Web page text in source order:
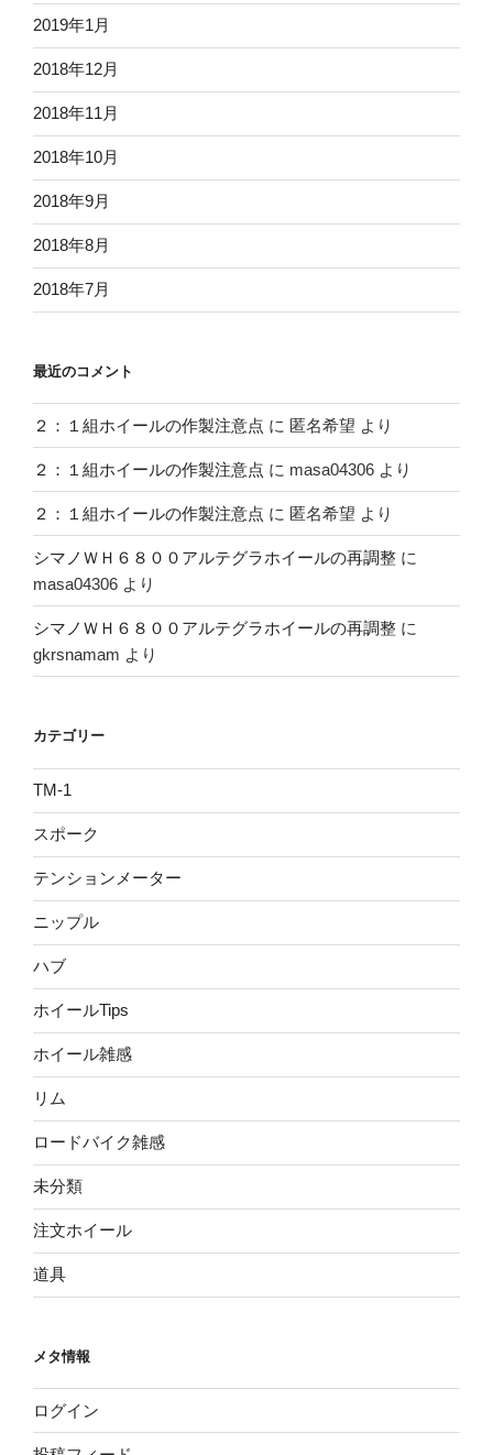
2019年1月
2018年12月
2018年11月
2018年10月
2018年9月
2018年8月
2018年7月
最近のコメント
２：１組ホイールの作製注意点 に 匿名希望 より
２：１組ホイールの作製注意点 に masa04306 より
２：１組ホイールの作製注意点 に 匿名希望 より
シマノＷＨ６８００アルテグラホイールの再調整 に
masa04306 より
シマノＷＨ６８００アルテグラホイールの再調整 に
gkrsnamam より
カテゴリー
TM-1
スポーク
テンションメーター
ニップル
ハブ
ホイールTips
ホイール雑感
リム
ロードバイク雑感
未分類
注文ホイール
道具
メタ情報
ログイン